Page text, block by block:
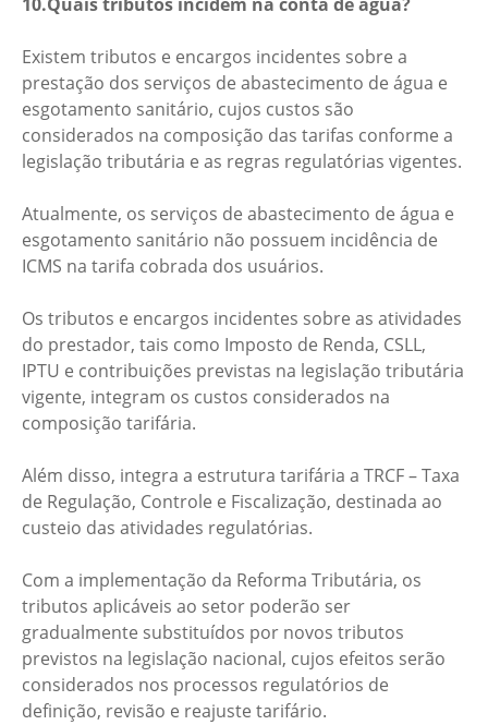
Existem tributos e encargos incidentes sobre a
prestação dos serviços de abastecimento de água e
esgotamento sanitário, cujos custos são
considerados na composição das tarifas conforme a
legislação tributária e as regras regulatórias vigentes.
Atualmente, os serviços de abastecimento de água e
esgotamento sanitário não possuem incidência de
ICMS na tarifa cobrada dos usuários.
Os tributos e encargos incidentes sobre as atividades
do prestador, tais como Imposto de Renda, CSLL,
IPTU e contribuições previstas na legislação tributária
vigente, integram os custos considerados na
composição tarifária.
Além disso, integra a estrutura tarifária a TRCF – Taxa
de Regulação, Controle e Fiscalização, destinada ao
custeio das atividades regulatórias.
Com a implementação da Reforma Tributária, os
tributos aplicáveis ao setor poderão ser
gradualmente substituídos por novos tributos
previstos na legislação nacional, cujos efeitos serão
considerados nos processos regulatórios de
definição, revisão e reajuste tarifário.